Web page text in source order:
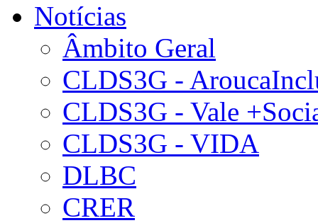
Notícias
Âmbito Geral
CLDS3G -
CLDS3G - Vale
CLDS3G - VIDA
DLBC
CRER